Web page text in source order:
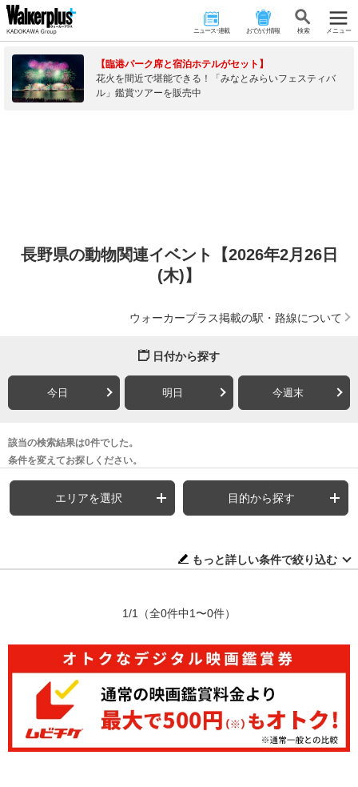
ニュース･連載 おでかけ情報 検 索 メニュー
【臨港パーク席と宿泊ホテルがセット】
花火を間近で堪能できる！「みなとみらいフェスティバ
ル」鑑賞ツアーを販売中
長野県の動物関連イベント【2026年2月26日
(木)】
ウォーカープラス掲載の駅・路線について
日付から探す
今日 明日 今週末
該当の検索結果は0件でした。
条件を変えてお探しください。
エリアを選択 目的から探す
もっと詳しい条件で絞り込む
1/1 （全0件中1〜0件）